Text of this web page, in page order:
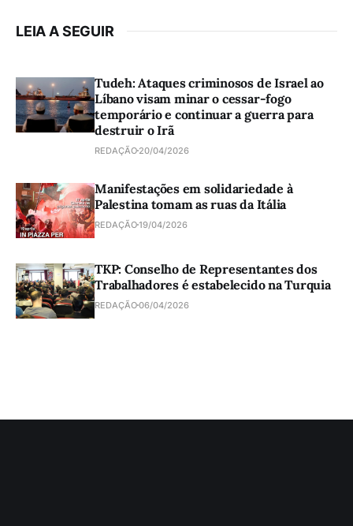
LEIA A SEGUIR
Tudeh: Ataques criminosos de Israel ao
Líbano visam minar o cessar-fogo
temporário e continuar a guerra para
destruir o Irã
REDAÇÃO 20/04/2026
Manifestações em solidariedade à
Palestina tomam as ruas da Itália
REDAÇÃO19/04/2026
TKP: Conselho de Representantes dos
Trabalhadores é estabelecido na Turquia
REDAÇÃO06/04/2026